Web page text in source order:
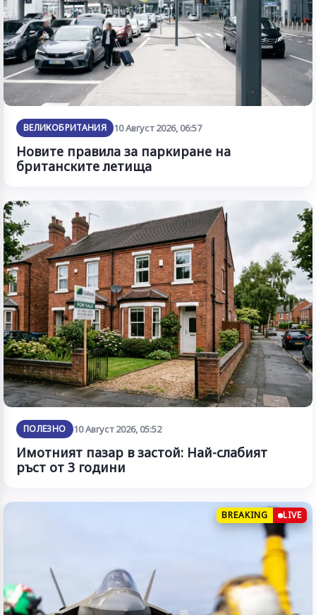
ВЕЛИКОБРИТАНИЯ 10 Август 2026, 06:57
Новите правила за паркиране на
британските летища
ПОЛЕЗНО 10 Август 2026, 05:52
Имотният пазар в застой: Най-слабият
ръст от 3 години
BREAKING LIVE